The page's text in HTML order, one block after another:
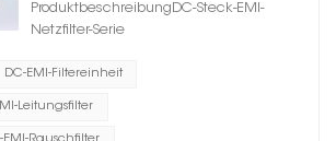
ProduktbeschreibungDC-Steck-EMI-
Netzfilter-Serie
DC-EMI-Filtereinheit
Leitungsfilter